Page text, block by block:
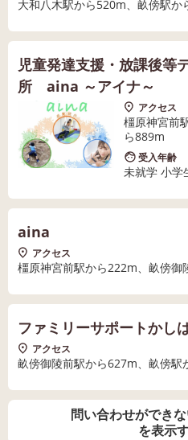
大和八木駅から520m、畝傍駅か
児童発達支援・放課後等
所 aina ～アイナ～
アクセス
橿原神宮前
ら889m
受入年齢
未就学 小学
aina
アクセス
橿原神宮前駅から222m、畝傍御
ファミリーサポートかし
アクセス
畝傍御陵前駅から627m、畝傍駅
問い合わせができな
を表示